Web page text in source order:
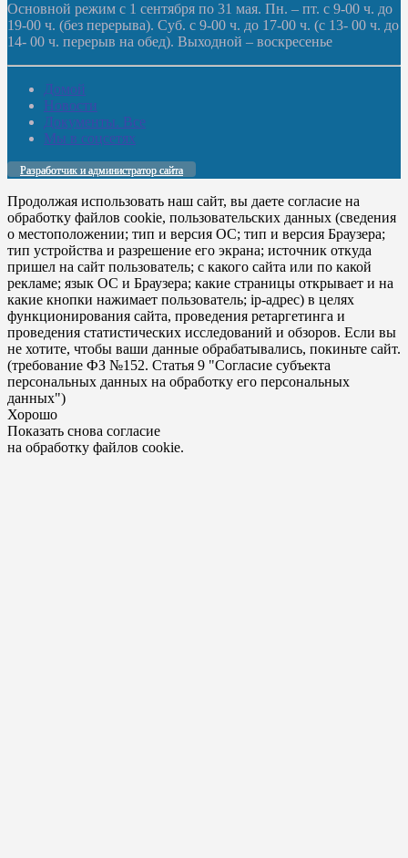
Основной режим с 1 сентября по 31 мая. Пн. – пт. с 9-00 ч. до
19-00 ч. (без перерыва). Суб. с 9-00 ч. до 17-00 ч. (с 13- 00 ч. до
14- 00 ч. перерыв на обед). Выходной – воскресенье
Домой
Новости
Документы. Все
Мы в соцсетях
Разработчик и администратор сайта
Продолжая использовать наш сайт, вы даете согласие на
обработку файлов cookie, пользовательских данных (сведения
о местоположении; тип и версия ОС; тип и версия Браузера;
тип устройства и разрешение его экрана; источник откуда
пришел на сайт пользователь; с какого сайта или по какой
рекламе; язык ОС и Браузера; какие страницы открывает и на
какие кнопки нажимает пользователь; ip-адрес) в целях
функционирования сайта, проведения ретаргетинга и
проведения статистических исследований и обзоров. Если вы
не хотите, чтобы ваши данные обрабатывались, покиньте сайт.
(требование ФЗ №152. Статья 9 "Согласие субъекта
персональных данных на обработку его персональных
данных")
Хорошо
Показать снова согласие
на обработку файлов cookie.